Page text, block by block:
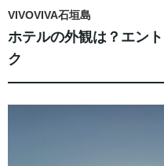
VIVOVIVA石垣島
ホテルの外観は？エン
ク